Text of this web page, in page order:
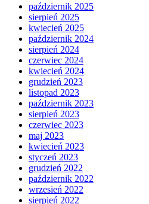
październik 2025
sierpień 2025
kwiecień 2025
październik 2024
sierpień 2024
czerwiec 2024
kwiecień 2024
grudzień 2023
listopad 2023
październik 2023
sierpień 2023
czerwiec 2023
maj 2023
kwiecień 2023
styczeń 2023
grudzień 2022
październik 2022
wrzesień 2022
sierpień 2022